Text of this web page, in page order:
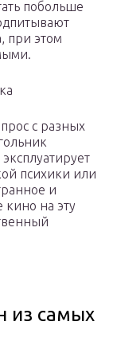
побольше
при этом
с разных
психики или
и
кино на эту
из самых